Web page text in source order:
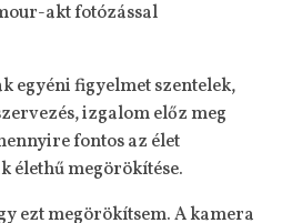
akt fotózással
egyéni figyelmet szentelek,
izgalom előz meg
fontos az élet
élethű megörökítése.
ezt megörökítsem. A kamera